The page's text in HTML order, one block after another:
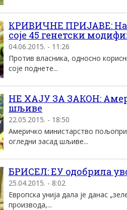
КРИВИЧНЕ ПРИЈАВЕ: На
соје 45 генетски
04.06.2015. - 11:26
Против власника, односно
соје поднете...
НЕ ХАЈУ ЗА ЗАКОН:
шљиве
22.05.2015. - 18:50
Америчко министарство
огледни засад шљиве...
БРИСЕЛ: ЕУ одобрила
25.04.2015. - 8:02
Европска унија дала је данас
производа,...